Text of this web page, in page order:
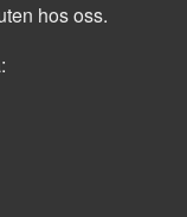
hos oss.